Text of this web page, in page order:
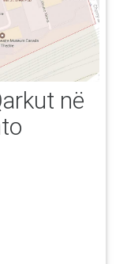
në